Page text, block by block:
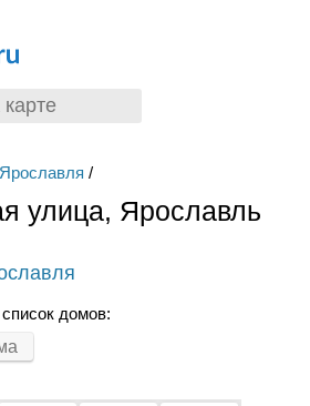
/
улица, Ярославль
домов: